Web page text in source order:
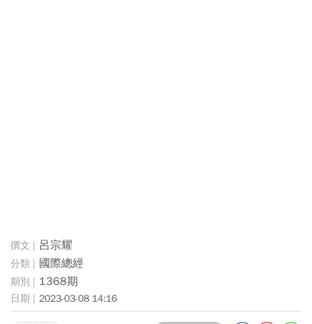
呂宗耀
國際總經
1368期
2023-03-08 14:16